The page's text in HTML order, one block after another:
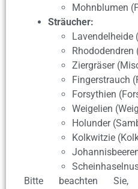
Mohnblumen
Sträucher:
Lavendelheide
Rhododendren
Ziergräser
Fingerstrauch
Forsythien
Weigelien
Holunder
Kolkwitzie
Bitte beachten